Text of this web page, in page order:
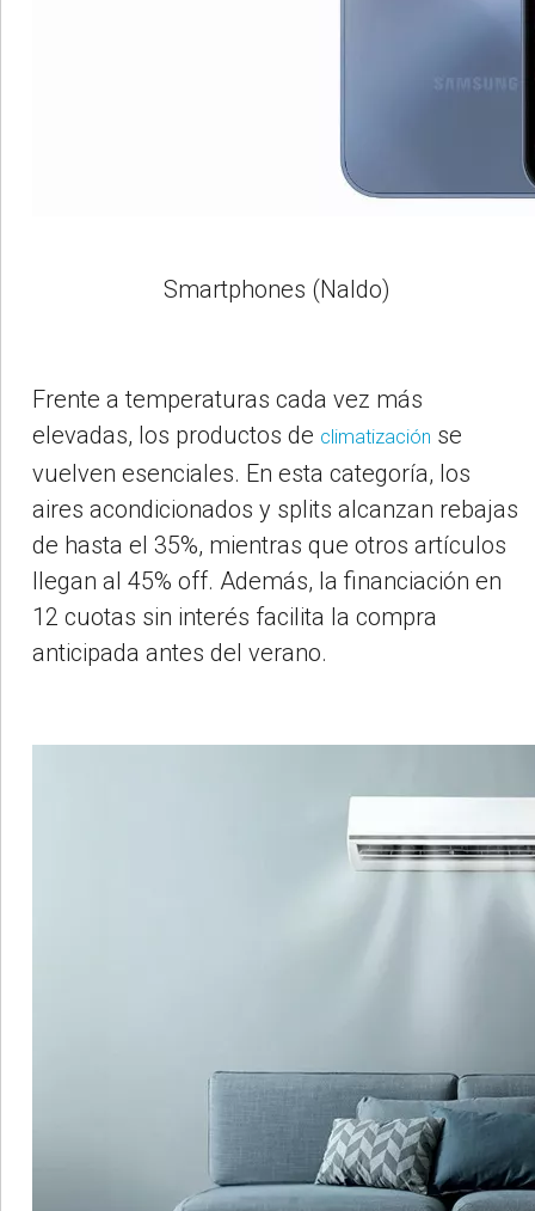
Smartphones (Naldo)
Frente a temperaturas cada vez más
elevadas, los productos de climatización se
vuelven esenciales. En esta categoría, los
aires acondicionados y splits alcanzan rebajas
de hasta el 35%, mientras que otros artículos
llegan al 45% off. Además, la financiación en
12 cuotas sin interés facilita la compra
anticipada antes del verano.